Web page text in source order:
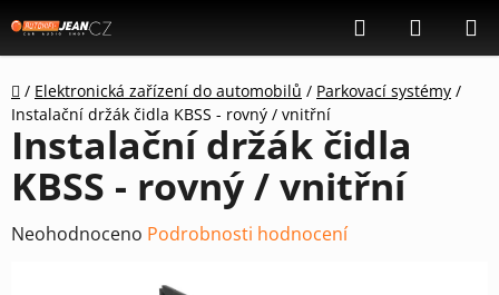
na
obsah
Hledat
KOŠÍK
Domů
/ Elektronická zařízení do automobilů / Parkovací systémy /
Instalační držák čidla KBSS - rovný / vnitřní
Instalační držák čidla
KBSS - rovný / vnitřní
Průměrné
Neohodnoceno Podrobnosti hodnocení